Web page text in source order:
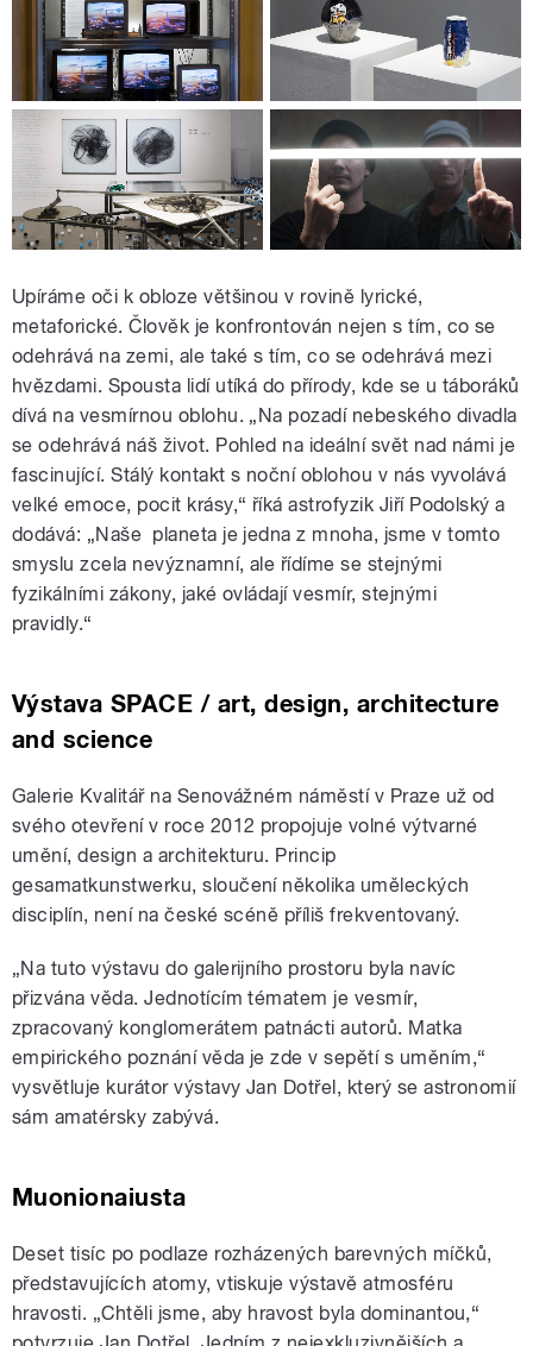
Upíráme oči k obloze většinou v rovině lyrické,
metaforické. Člověk je konfrontován nejen s tím, co se
odehrává na zemi, ale také s tím, co se odehrává mezi
hvězdami. Spousta lidí utíká do přírody, kde se u táboráků
dívá na vesmírnou oblohu. „Na pozadí nebeského divadla
se odehrává náš život. Pohled na ideální svět nad námi je
fascinující. Stálý kontakt s noční oblohou v nás vyvolává
velké emoce, pocit krásy,“ říká astrofyzik Jiří Podolský a
dodává: „Naše planeta je jedna z mnoha, jsme v tomto
smyslu zcela nevýznamní, ale řídíme se stejnými
fyzikálními zákony, jaké ovládají vesmír, stejnými
pravidly.“
Výstava SPACE / art, design, architecture
and science
Galerie Kvalitář na Senovážném náměstí v Praze už od
svého otevření v roce 2012 propojuje volné výtvarné
umění, design a architekturu. Princip
gesamatkunstwerku, sloučení několika uměleckých
disciplín, není na české scéně příliš frekventovaný.
„Na tuto výstavu do galerijního prostoru byla navíc
přizvána věda. Jednotícím tématem je vesmír,
zpracovaný konglomerátem patnácti autorů. Matka
empirického poznání věda je zde v sepětí s uměním,“
vysvětluje kurátor výstavy Jan Dotřel, který se astronomií
sám amatérsky zabývá.
Muonionaiusta
Deset tisíc po podlaze rozházených barevných míčků,
představujících atomy, vtiskuje výstavě atmosféru
hravosti. „Chtěli jsme, aby hravost byla dominantou,“